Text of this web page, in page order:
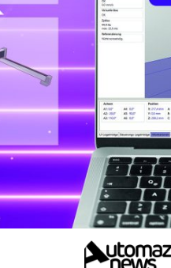
table and working on laptop computer